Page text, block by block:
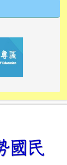
10000.gov.tw/
10000.gov.tw/
i.win.org.tw/
國民